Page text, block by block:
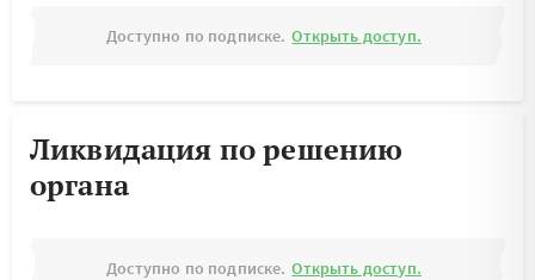
Доступно по подписке. Открыть доступ.
Ликвидация по решению
органа
Доступно по подписке. Открыть доступ.